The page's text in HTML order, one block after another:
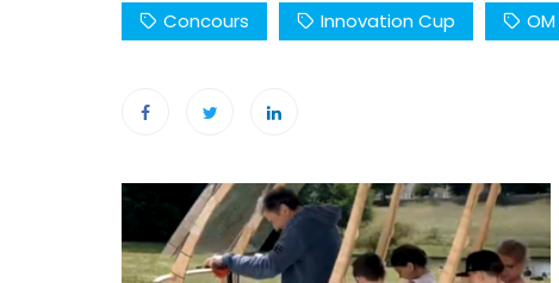
Concours Innovation Cup OM
Navigation
de
l’article